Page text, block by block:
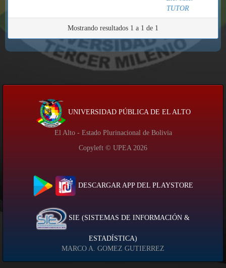
TUTOR
Mostrando resultados 1 a 1 de 1
UNIVERSIDAD PÚBLICA DE EL ALTO
El Alto - Estado Plurinacional de Bolivia
Copyleft © UPEA 2026
DESCARGAR APP DEL PLAYSTORE
SIE (SISTEMAS DE INFORMACIÓN &
ESTADÍSTICA)
MARCO A. GOMEZ GUTIERREZ